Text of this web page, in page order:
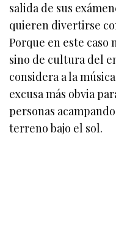
salida de sus
quieren divertirse
Porque en este
sino de cultura del
considera a la
excusa más obvia
personas
terreno bajo el sol.